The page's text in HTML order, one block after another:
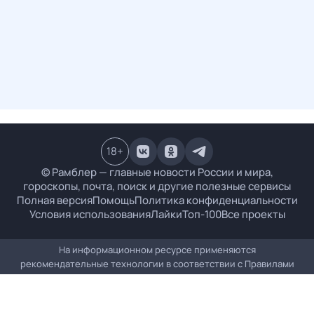
© Рамблер — главные новости России и мира,
гороскопы, почта, поиск и другие полезные сервисы
Полная версияПомощьПолитика конфиденциальности
Условия использованияЛайкиТоп-100Все проекты
18+
На информационном ресурсе применяются
рекомендательные технологии в соответствии с Правилами